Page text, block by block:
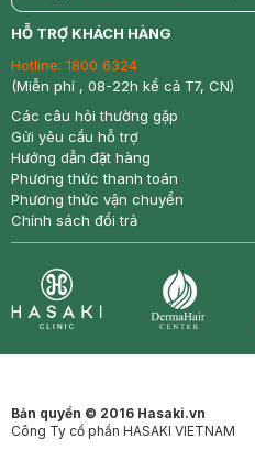
return nowfree
HỖ TRỢ KHÁCH HÀNG
Hotline: 1800 6324
(Miễn phí , 08-22h kể cả T7, CN)
Các câu hỏi thường gặp
Gửi yêu cầu hỗ trợ
Hướng dẫn đặt hàng
Phương thức thanh toán
Phương thức vận chuyển
Chính sách đổi trả
Bản quyền © 2016 Hasaki.vn
Công Ty cổ phần HASAKI VIETNAM